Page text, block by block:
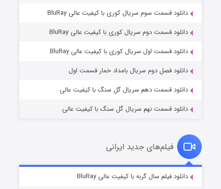
وستی ها
قسمت۱ (زیرنویس) منتشر شد
قسمت۶ (زیرنویس) منتشر شد
دانلود قسمت سوم سریال کوری با کیفیت عالی BluRay
دانلود قسمت دوم سریال کوری با کیفیت عالی BluRay
دانلود قسمت اول سریال کوری با کیفیت عالی BluRay
دانلود فصل دوم سریال بامداد خمار قسمت اول
دانلود قسمت دهم سریال گل سنگ با کیفیت عالی
دانلود قسمت نهم سریال گل سنگ با کیفیت عالی
فیلم‌های جدید ایرانی
دانلود فیلم سال گربه با کیفیت عالی BluRay